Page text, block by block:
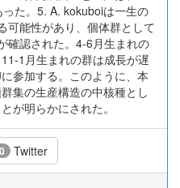
た。5. A. kokuboiは一生の
可能性があり、個体群として
確認された。4-6月生まれの
1月生まれの群は成長が遅
参加する。このように、本
集の生産構造の中核種とし
が明らかにされた。
Twitter